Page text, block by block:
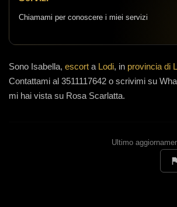
Chiamami per conoscere i miei servizi
Sono Isabella, escort a Lodi, in provincia di
Contattami al 3511117642 o scrivimi su
mi hai vista su Rosa Scarlatta.
Ultimo